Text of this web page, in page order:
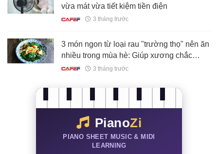
vừa mát vừa tiết kiệm tiền điện
3 tháng trước
3 món ngon từ loại rau "trường thọ" nên ăn
nhiều trong mùa hè: Giúp xương chắc
khỏe, bảo vệ gan và tăng cường hệ miễn
3 tháng trước
PianoZi
PIANO SHEET MUSIC & MIDI
LEARNING